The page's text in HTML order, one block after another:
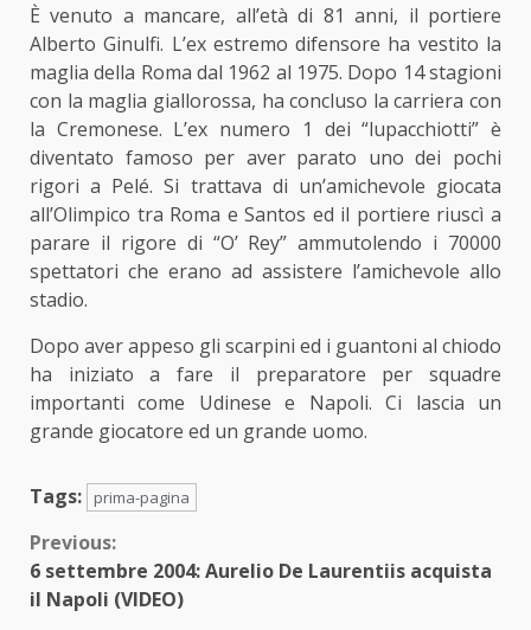
È venuto a mancare, all’età di 81 anni, il portiere
Alberto Ginulfi. L’ex estremo difensore ha vestito la
maglia della Roma dal 1962 al 1975. Dopo 14 stagioni
con la maglia giallorossa, ha concluso la carriera con
la Cremonese. L’ex numero 1 dei “lupacchiotti” è
diventato famoso per aver parato uno dei pochi
rigori a Pelé. Si trattava di un’amichevole giocata
all’Olimpico tra Roma e Santos ed il portiere riuscì a
parare il rigore di “O’ Rey” ammutolendo i 70000
spettatori che erano ad assistere l’amichevole allo
stadio.
Dopo aver appeso gli scarpini ed i guantoni al chiodo
ha iniziato a fare il preparatore per squadre
importanti come Udinese e Napoli. Ci lascia un
grande giocatore ed un grande uomo.
Tags: prima-pagina
Continue
Reading
Previous:
6 settembre 2004: Aurelio De Laurentiis acquista
il Napoli (VIDEO)